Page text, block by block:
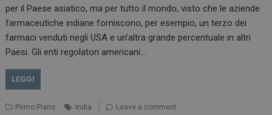
per il Paese asiatico, ma per tutto il mondo, visto che le aziende
farmaceutiche indiane forniscono, per esempio, un terzo dei
farmaci venduti negli USA e un’altra grande percentuale in altri
Paesi. Gli enti regolatori americani…
LEGGI
Primo Piano India Leave a comment